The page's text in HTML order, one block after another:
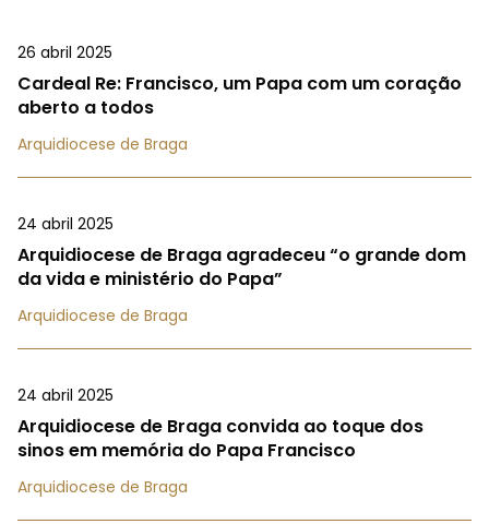
26 abril 2025
Cardeal Re: Francisco, um Papa com um coração
aberto a todos
Arquidiocese de Braga
24 abril 2025
Arquidiocese de Braga agradeceu “o grande dom
da vida e ministério do Papa”
Arquidiocese de Braga
24 abril 2025
Arquidiocese de Braga convida ao toque dos
sinos em memória do Papa Francisco
Arquidiocese de Braga